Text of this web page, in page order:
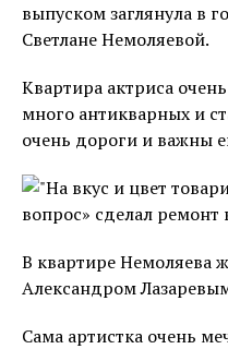
выпуском заглянула в
Светлане Немоляевой.
Квартира актриса
много антикварных и
очень дороги и важны
В квартире Немоляева
Александром
Сама артистка очень